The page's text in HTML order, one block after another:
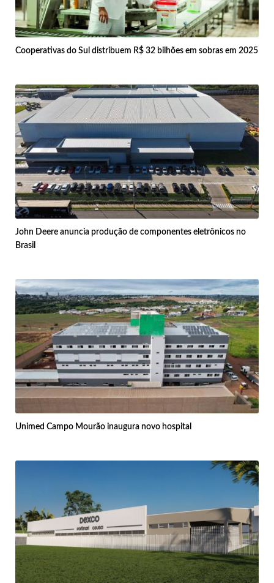
Cooperativas do Sul distribuem R$ 32 bilhões em sobras em 2025
John Deere anuncia produção de componentes eletrônicos no
Brasil
Unimed Campo Mourão inaugura novo hospital